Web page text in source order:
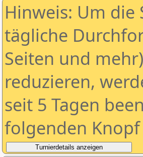
Hinweis: Um die
tägliche
Seiten und
reduzieren,
seit 5 Tagen
folgenden